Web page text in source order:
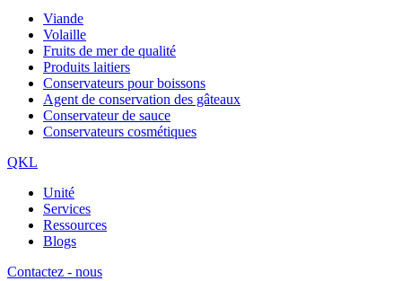
Viande
Volaille
Fruits de mer de qualité
Produits laitiers
Conservateurs pour boissons
Agent de conservation des gâteaux
Conservateur de sauce
Conservateurs cosmétiques
QKL
Unité
Services
Ressources
Blogs
Contactez - nous